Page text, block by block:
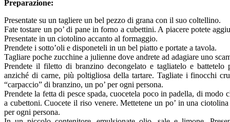
Preparazione:
Presentate su un tagliere un bel pezzo di grana con il suo coltellino.
Fate tostare un po’ di pane in forno a cubettini. A piacere potete
Presentate in un ciotolino accanto al formaggio.
Prendete i sotto’oli e disponeteli in un bel piatto e portate a tavola.
Tagliare poche zucchine a julienne dove andrete ad adagiare uno
Prendete il filetto di branzino decongelato e tagliatelo e battetelo
anziché di carne, più poltigliosa della tartare. Tagliate i finocchi
“carpaccio” di branzino, un po’ per ogni persona.
Prendete la fetta di pesce spada, cuocetela poco in padella, di modo
a cubettoni. Cuocete il riso venere. Mettetene un po’ in una
per ogni persona.